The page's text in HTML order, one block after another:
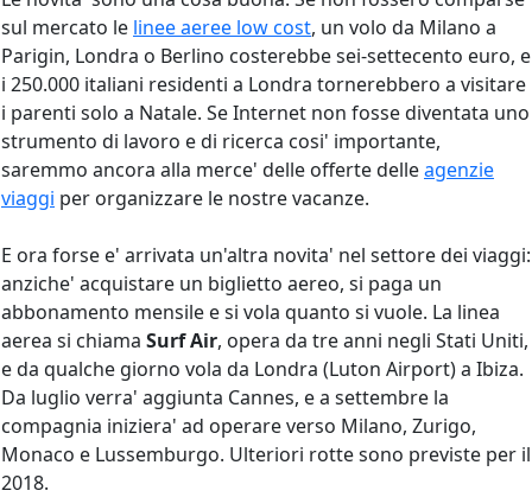
sul mercato le linee aeree low cost, un volo da Milano a
Parigin, Londra o Berlino costerebbe sei-settecento euro, e
i 250.000 italiani residenti a Londra tornerebbero a visitare
i parenti solo a Natale. Se Internet non fosse diventata uno
strumento di lavoro e di ricerca cosi' importante,
saremmo ancora alla merce' delle offerte delleagenzie
viaggi per organizzare le nostre vacanze.
E ora forse e' arrivata un'altra novita' nel settore dei viaggi:
anziche' acquistare un biglietto aereo, si paga un
abbonamento mensile e si vola quanto si vuole. La linea
aerea si chiama Surf Air, opera da tre anni negli Stati Uniti,
e da qualche giorno vola da Londra (Luton Airport) a Ibiza.
Da luglio verra' aggiunta Cannes, e a settembre la
compagnia iniziera' ad operare verso Milano, Zurigo,
Monaco e Lussemburgo. Ulteriori rotte sono previste per il
2018.